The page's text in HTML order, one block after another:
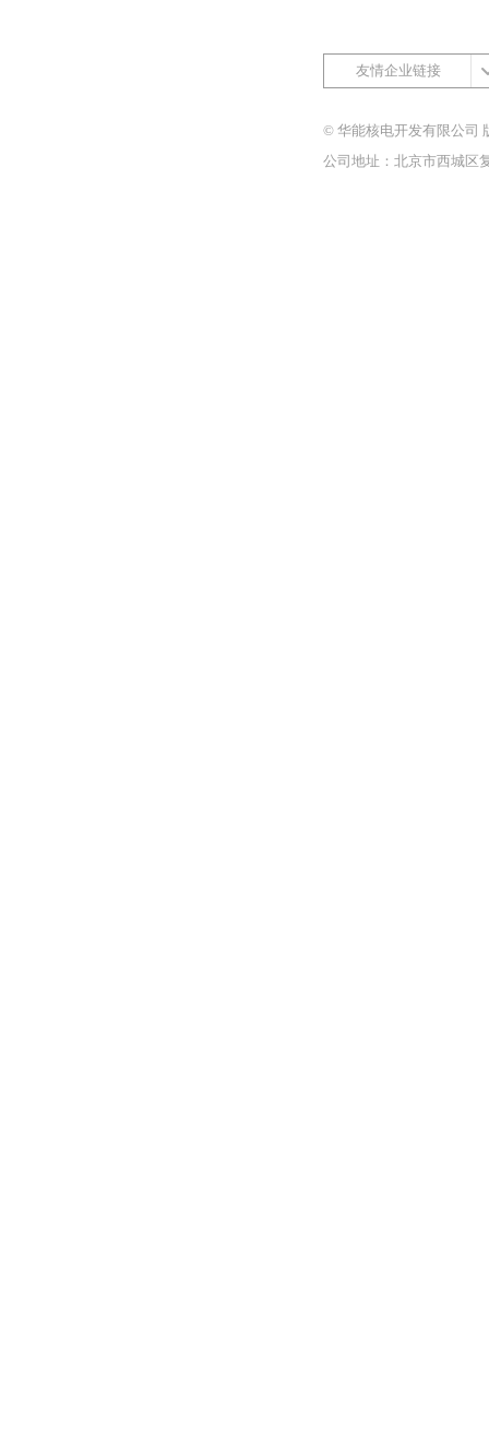
友情企业链接
© 华能核电开发有限公司
公司地址：北京市西城区